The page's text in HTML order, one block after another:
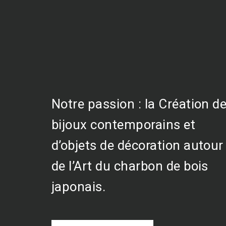
Notre passion : la Création
bijoux contemporains et
d’objets de décoration autour
de l’Art du charbon de bois
japonais.